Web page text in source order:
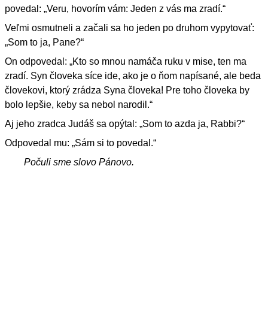
povedal: „Veru, hovorím vám: Jeden z vás ma zradí.“
Veľmi osmutneli a začali sa ho jeden po druhom vypytovať:
„Som to ja, Pane?“
On odpovedal: „Kto so mnou namáča ruku v mise, ten ma
zradí. Syn človeka síce ide, ako je o ňom napísané, ale beda
človekovi, ktorý zrádza Syna človeka! Pre toho človeka by
bolo lepšie, keby sa nebol narodil.“
Aj jeho zradca Judáš sa opýtal: „Som to azda ja, Rabbi?“
Odpovedal mu: „Sám si to povedal.“
Počuli sme slovo Pánovo.